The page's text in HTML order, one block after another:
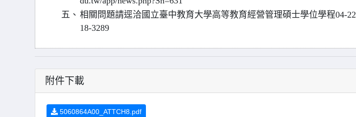
五、 相關問題請逕洽國立臺中教育大學高等教育經營管理碩士學位學程04-22
18-3289
附件下載
5060864A00_ATTCH8.pdf